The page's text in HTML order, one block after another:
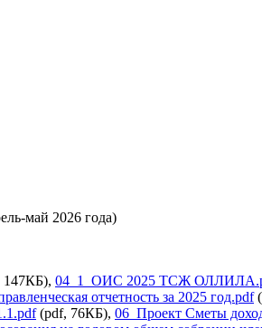
май 2026 года)
04_1_ОИС 2025 ТСЖ
отчетность за 2025 год.pdf
(pdf, 76КБ), 06_Проект Сметы